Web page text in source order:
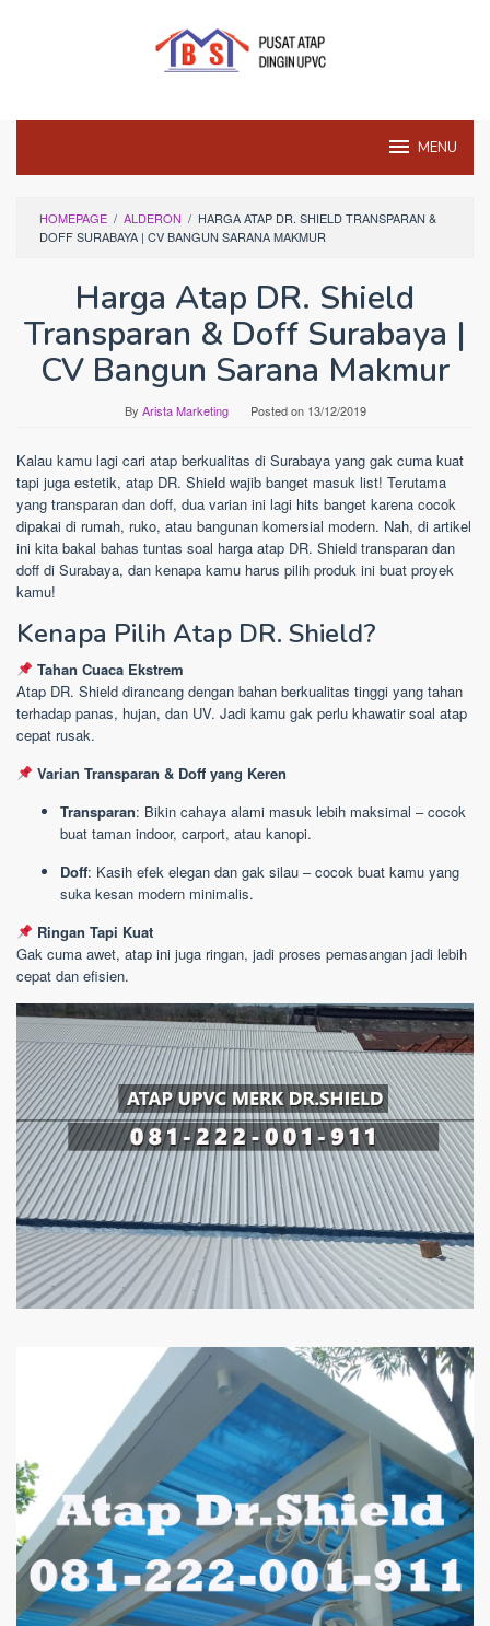
MENU
HOMEPAGE / ALDERON / HARGA ATAP DR. SHIELD TRANSPARAN &
DOFF SURABAYA | CV BANGUN SARANA MAKMUR
Harga Atap DR. Shield
Transparan & Doff Surabaya |
CV Bangun Sarana Makmur
By Arista Marketing Posted on 13/12/2019
Kalau kamu lagi cari atap berkualitas di Surabaya yang gak cuma kuat
tapi juga estetik, atap DR. Shield wajib banget masuk list! Terutama
yang transparan dan doff, dua varian ini lagi hits banget karena cocok
dipakai di rumah, ruko, atau bangunan komersial modern. Nah, di artikel
ini kita bakal bahas tuntas soal harga atap DR. Shield transparan dan
doff di Surabaya, dan kenapa kamu harus pilih produk ini buat proyek
kamu!
Kenapa Pilih Atap DR. Shield?
Tahan Cuaca Ekstrem
Atap DR. Shield dirancang dengan bahan berkualitas tinggi yang tahan
terhadap panas, hujan, dan UV. Jadi kamu gak perlu khawatir soal atap
cepat rusak.
Varian Transparan & Doff yang Keren
Transparan: Bikin cahaya alami masuk lebih maksimal – cocok
buat taman indoor, carport, atau kanopi.
Doff: Kasih efek elegan dan gak silau – cocok buat kamu yang
suka kesan modern minimalis.
Ringan Tapi Kuat
Gak cuma awet, atap ini juga ringan, jadi proses pemasangan jadi lebih
cepat dan efisien.